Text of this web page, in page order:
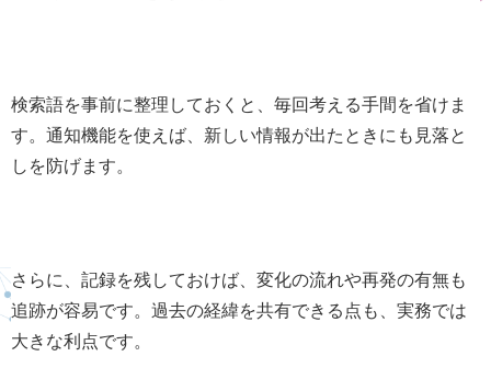
検索語を事前に整理しておくと、毎回考える手間を省けま
す。通知機能を使えば、新しい情報が出たときにも見落と
しを防げます。
さらに、記録を残しておけば、変化の流れや再発の有無も
追跡が容易です。過去の経緯を共有できる点も、実務では
大きな利点です。